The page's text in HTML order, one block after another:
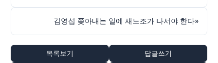
김영섭 쫒아내는 일에 새노조가 나서야 한다»
목록보기 답글쓰기